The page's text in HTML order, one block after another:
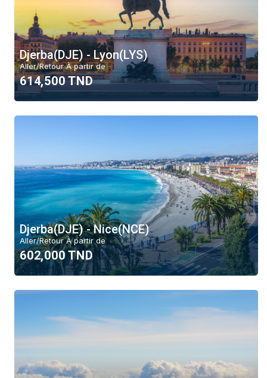
Europe
Canada
Vols domestiques
Trier par
Alphabet
Effacer
Djerba(DJE) - Lyon(LYS)
Aller/Retour À partir de
614,500 TND
Djerba(DJE) - Nice(NCE)
Aller/Retour À partir de
602,000 TND